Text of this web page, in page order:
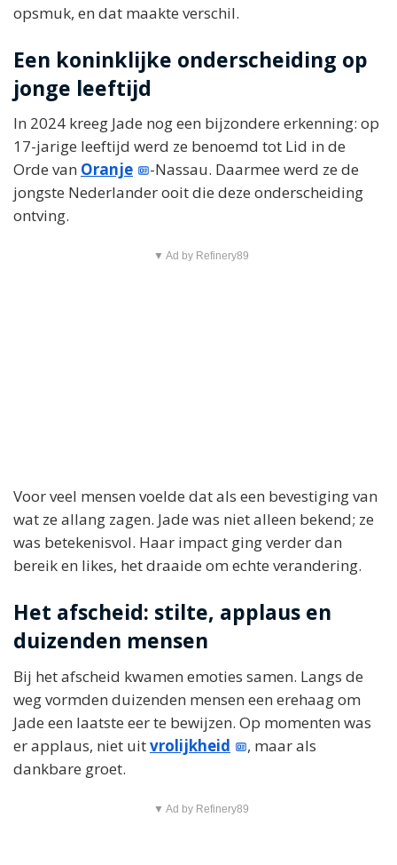
opsmuk, en dat maakte verschil.
Een koninklijke onderscheiding op
jonge leeftijd
In 2024 kreeg Jade nog een bijzondere erkenning: op
17-jarige leeftijd werd ze benoemd tot Lid in de
Orde van Oranje
-Nassau. Daarmee werd ze de
jongste Nederlander ooit die deze onderscheiding
ontving.
▼ Ad by Refinery89
Voor veel mensen voelde dat als een bevestiging van
wat ze allang zagen. Jade was niet alleen bekend; ze
was betekenisvol. Haar impact ging verder dan
bereik en likes, het draaide om echte verandering.
Het afscheid: stilte, applaus en
duizenden mensen
Bij het afscheid kwamen emoties samen. Langs de
weg vormden duizenden mensen een erehaag om
Jade een laatste eer te bewijzen. Op momenten was
er applaus, niet uitvrolijkheid
, maar als
dankbare groet.
▼ Ad by Refinery89